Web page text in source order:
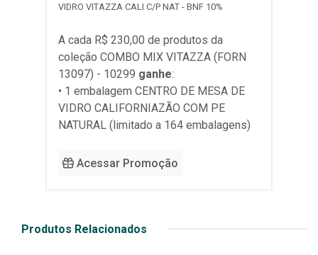
VIDRO VITAZZA CALI C/P NAT - BNF 10%
A cada R$ 230,00 de produtos da
coleção COMBO MIX VITAZZA (FORN
13097) - 10299 ganhe:
• 1 embalagem CENTRO DE MESA DE
VIDRO CALIFORNIAZÃO COM PE
NATURAL (limitado a 164 embalagens)
Acessar Promoção
Produtos Relacionados